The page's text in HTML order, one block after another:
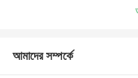
আমাদের সম্পর্কে